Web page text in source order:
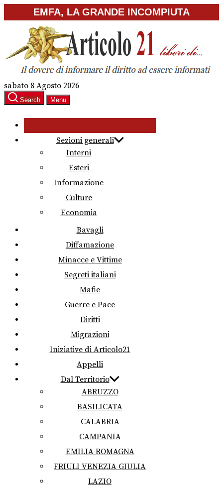
to
content
EMFA, LA GRANDE INCOMPIUTA
sabato 8 Agosto 2026
Search Menu
Sezioni generali
Interni
Esteri
Informazione
Culture
Economia
Bavagli
Diffamazione
Minacce e Vittime
Segreti italiani
Mafie
Guerre e Pace
Diritti
Migrazioni
Iniziative di Articolo21
Appelli
Dal Territorio
ABRUZZO
BASILICATA
CALABRIA
CAMPANIA
EMILIA ROMAGNA
FRIULI VENEZIA GIULIA
LAZIO